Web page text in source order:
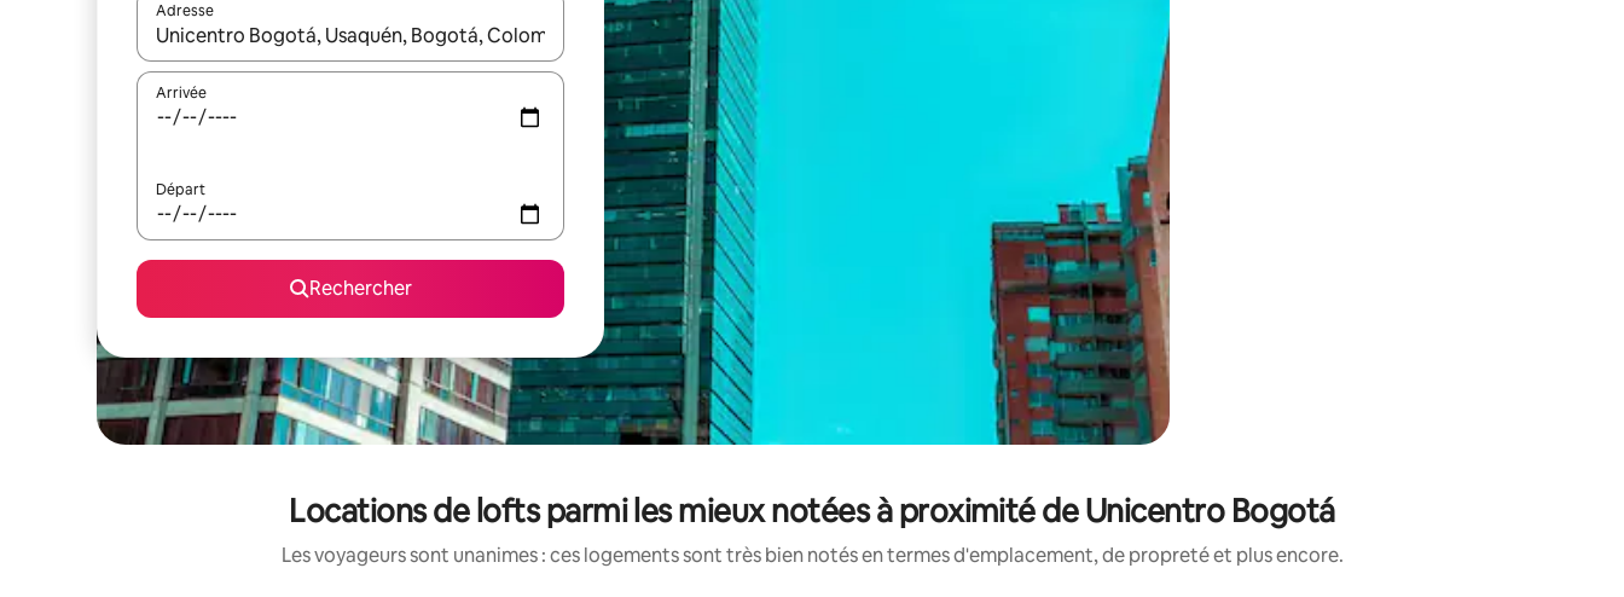
Adresse
Lorsque les résultats s'affichent, utilisez les flèches vers le haut et vers le bas pour les parcourir ou en appuyant et en faisant glisser.
Arrivée
Départ
Rechercher
Locations de lofts parmi les mieux notées à proximité de Unicentro Bogotá
Les voyageurs sont unanimes : ces logements sont très bien notés en termes d'emplacement, de propreté et plus encore.